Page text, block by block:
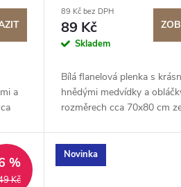
a
89 Kč bez DPH
89 Kč
Skladem
Bílá flanelová plenka s
hnědými medvídky a
rozměrech cca 70x80 cm
Kč
% Novinka